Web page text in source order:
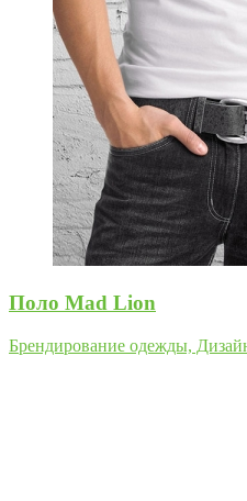
Поло Mad Lion
Брендирование одежды,